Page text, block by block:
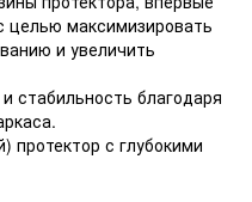
целью максимизировать
и увеличить
стабильность благодаря
протектор с глубокими